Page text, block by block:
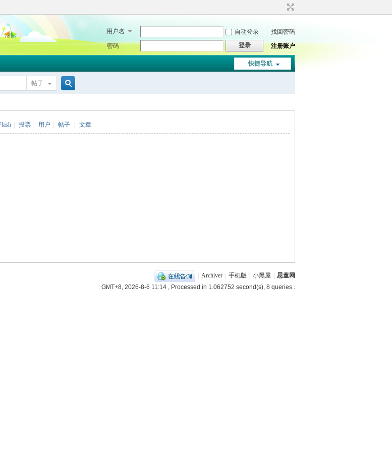
用户名 自动登录
找回密码
密码
登录 注册账户
快捷导航
帖子
投票 用户 帖子 文章
Archiver 手机版 小黑屋
思童网
GMT+8, 2026-8-6 11:14 , Processed in 1.062752 second(s), 8 queries .